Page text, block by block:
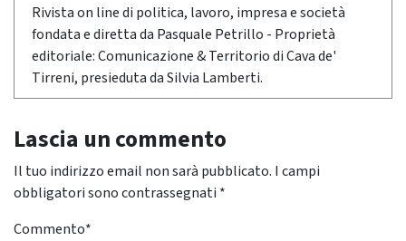
Rivista on line di politica, lavoro, impresa e società
fondata e diretta da Pasquale Petrillo - Proprietà
editoriale: Comunicazione & Territorio di Cava de'
Tirreni, presieduta da Silvia Lamberti.
Lascia un commento
Il tuo indirizzo email non sarà pubblicato. I campi
obbligatori sono contrassegnati *
Commento*